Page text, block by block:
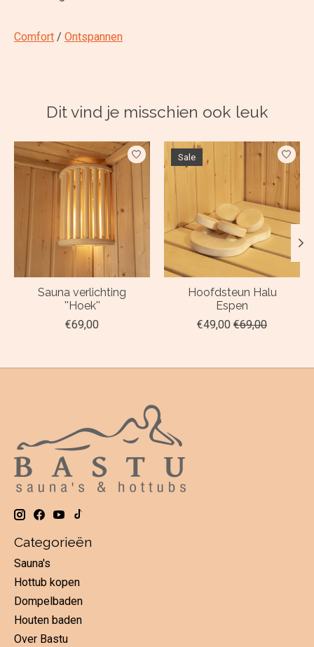
Comfort / Ontspannen
Dit vind je misschien ook leuk
Items van productcarrousel
Sauna verlichting
''Hoek''
€69,00
Sale
Hoofdsteun Halu
Espen
€49,00 €69,00
Categorieën
Sauna's
Hottub kopen
Dompelbaden
Houten baden
Over Bastu